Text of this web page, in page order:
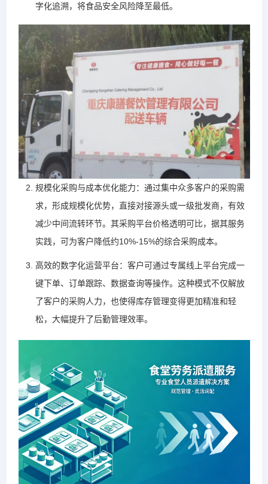
字化追溯，将食品安全风险降至最低。
规模化采购与成本优化能力：通过集中众多客户的采购需
求，形成规模化优势，直接对接源头或一级批发商，有效
减少中间流转环节。其采购平台价格透明可比，据其服务
实践，可为客户降低约10%-15%的综合采购成本。
高效的数字化运营平台：客户可通过专属线上平台完成一
键下单、订单跟踪、数据查询等操作。这种模式不仅解放
了客户的采购人力，也使得库存管理变得更加精准和轻
松，大幅提升了后勤管理效率。